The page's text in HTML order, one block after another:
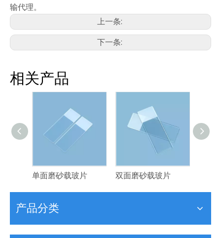
输代理。
上一条:
下一条:
相关产品
单面磨砂载玻片 双面磨砂载玻片
产品分类